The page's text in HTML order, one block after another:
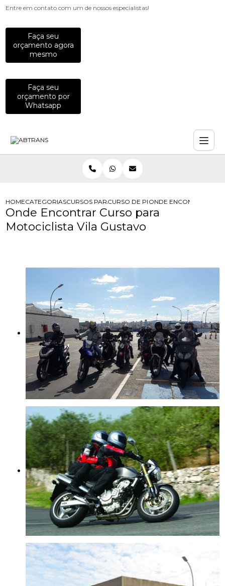
Entre em contato com um de nossos especialistas!
Faça seu
orçamento agora
mesmo
Faça seu
orçamento por
Whatsapp
HOMECATEGORIASCURSOS PARA MOTOCICLISTAS
CURSO DE PILOTAGEM DEFENSIVA
ONDE ENCONTRAR
Onde Encontrar Curso para
Motociclista Vila Gustavo